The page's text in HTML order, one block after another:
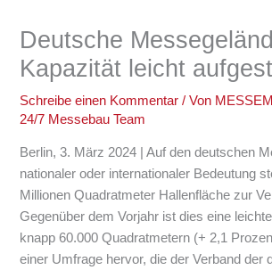
Deutsche
Kapazität leicht
Schreibe einen Kommentar / Von
24/7 Messebau Team
Berlin, 3. März 2024 | Auf den deutschen
nationaler oder internationaler Bedeutung
Millionen Quadratmeter Hallenfläche zur
Gegenüber dem Vorjahr ist dies eine
knapp 60.000 Quadratmetern (+ 2,1
einer Umfrage hervor, die der Verband der